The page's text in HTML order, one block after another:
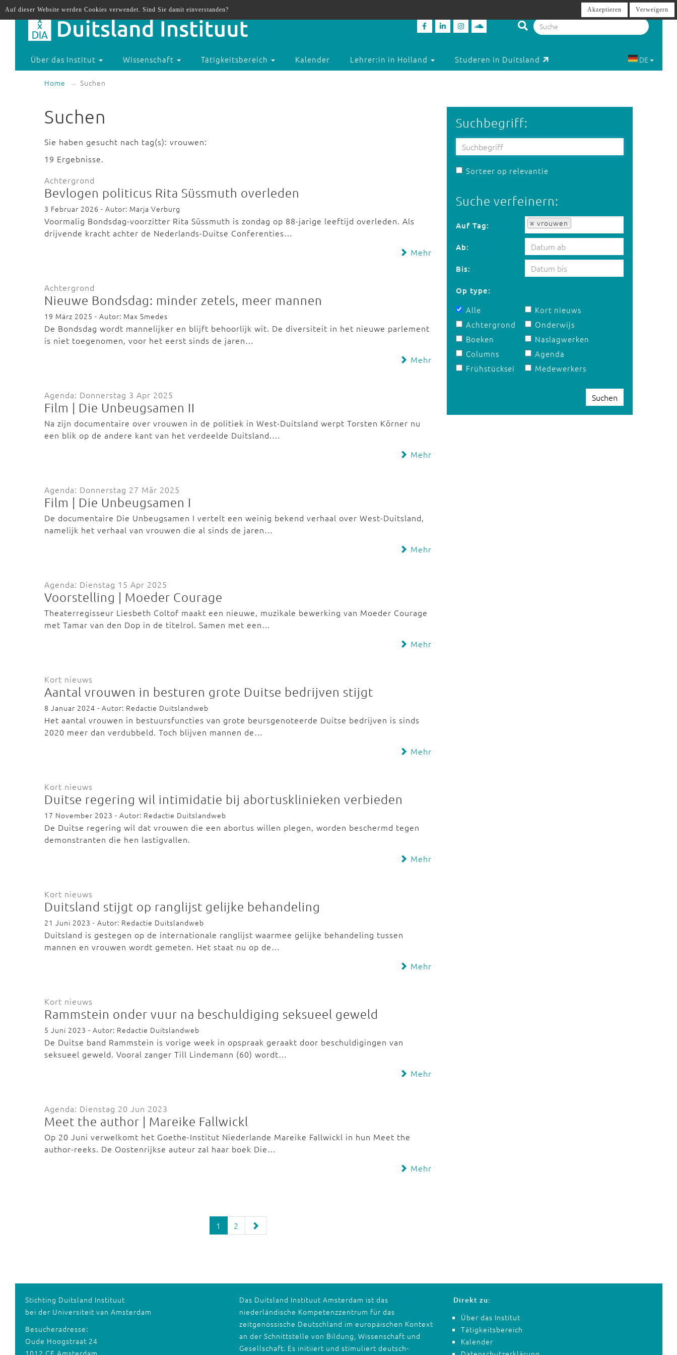
Über das Institut Wissenschaft Tätigkeitsbereich Kalender Lehrer:in in Holland Studeren in Duitsland DE
Home Suchen
Suchen
Sie haben gesucht nach tag(s): vrouwen:
19 Ergebnisse.
Achtergrond
Bevlogen politicus Rita Süssmuth overleden
3 Februar 2026 - Autor: Marja Verburg
Voormalig Bondsdag-voorzitter Rita Süssmuth is zondag op 88-jarige leeftijd overleden. Als
drijvende kracht achter de Nederlands-Duitse Conferenties…
Mehr
Achtergrond
Nieuwe Bondsdag: minder zetels, meer mannen
19 März 2025 - Autor: Max Smedes
De Bondsdag wordt mannelijker en blijft behoorlijk wit. De diversiteit in het nieuwe parlement
is niet toegenomen, voor het eerst sinds de jaren…
Mehr
Agenda: Donnerstag 3 Apr 2025
Film | Die Unbeugsamen II
Na zijn documentaire over vrouwen in de politiek in West-Duitsland werpt Torsten Körner nu
een blik op de andere kant van het verdeelde Duitsland.…
Mehr
Agenda: Donnerstag 27 Mär 2025
Film | Die Unbeugsamen I
De documentaire Die Unbeugsamen I vertelt een weinig bekend verhaal over West-Duitsland,
namelijk het verhaal van vrouwen die al sinds de jaren…
Mehr
Agenda: Dienstag 15 Apr 2025
Voorstelling | Moeder Courage
Theaterregisseur Liesbeth Coltof maakt een nieuwe, muzikale bewerking van Moeder Courage
met Tamar van den Dop in de titelrol. Samen met een…
Mehr
Kort nieuws
Aantal vrouwen in besturen grote Duitse bedrijven stijgt
8 Januar 2024 - Autor: Redactie Duitslandweb
Het aantal vrouwen in bestuursfuncties van grote beursgenoteerde Duitse bedrijven is sinds
2020 meer dan verdubbeld. Toch blijven mannen de…
Mehr
Kort nieuws
Duitse regering wil intimidatie bij abortusklinieken verbieden
17 November 2023 - Autor: Redactie Duitslandweb
De Duitse regering wil dat vrouwen die een abortus willen plegen, worden beschermd tegen
demonstranten die hen lastigvallen.
Mehr
Kort nieuws
Duitsland stijgt op ranglijst gelijke behandeling
21 Juni 2023 - Autor: Redactie Duitslandweb
Duitsland is gestegen op de internationale ranglijst waarmee gelijke behandeling tussen
mannen en vrouwen wordt gemeten. Het staat nu op de…
Mehr
Kort nieuws
Rammstein onder vuur na beschuldiging seksueel geweld
5 Juni 2023 - Autor: Redactie Duitslandweb
De Duitse band Rammstein is vorige week in opspraak geraakt door beschuldigingen van
seksueel geweld. Vooral zanger Till Lindemann (60) wordt…
Mehr
Agenda: Dienstag 20 Jun 2023
Meet the author | Mareike Fallwickl
Op 20 Juni verwelkomt het Goethe-Institut Niederlande Mareike Fallwickl in hun Meet the
author-reeks. De Oostenrijkse auteur zal haar boek Die…
Mehr
1 2
Suchbegriff:
Sorteer op relevantie
Suche verfeinern:
Auf Tag: vrouwen
Auf Tag:
Ab:
Bis:
Op type:
Alle
Achtergrond
Boeken
Columns
Frühstücksei
Kort nieuws
Onderwijs
Naslagwerken
Agenda
Medewerkers
Suchen
Stichting Duitsland Instituut
bei der Universiteit van Amsterdam
Besucheradresse:
Oude Hoogstraat 24
1012 CE Amsterdam
Das Duitsland Instituut Amsterdam ist das
niederländische Kompetenzzentrum für das
zeitgenössische Deutschland im europäischen Kontext
an der Schnittstelle von Bildung, Wissenschaft und
Gesellschaft. Es initiiert und stimuliert deutsch-
Direkt zu:
Über das Institut
Tätigkeitsbereich
Kalender
Auf dieser Website werden Cookies verwendet. Sind Sie damit einverstanden? Akzeptieren Verweigern